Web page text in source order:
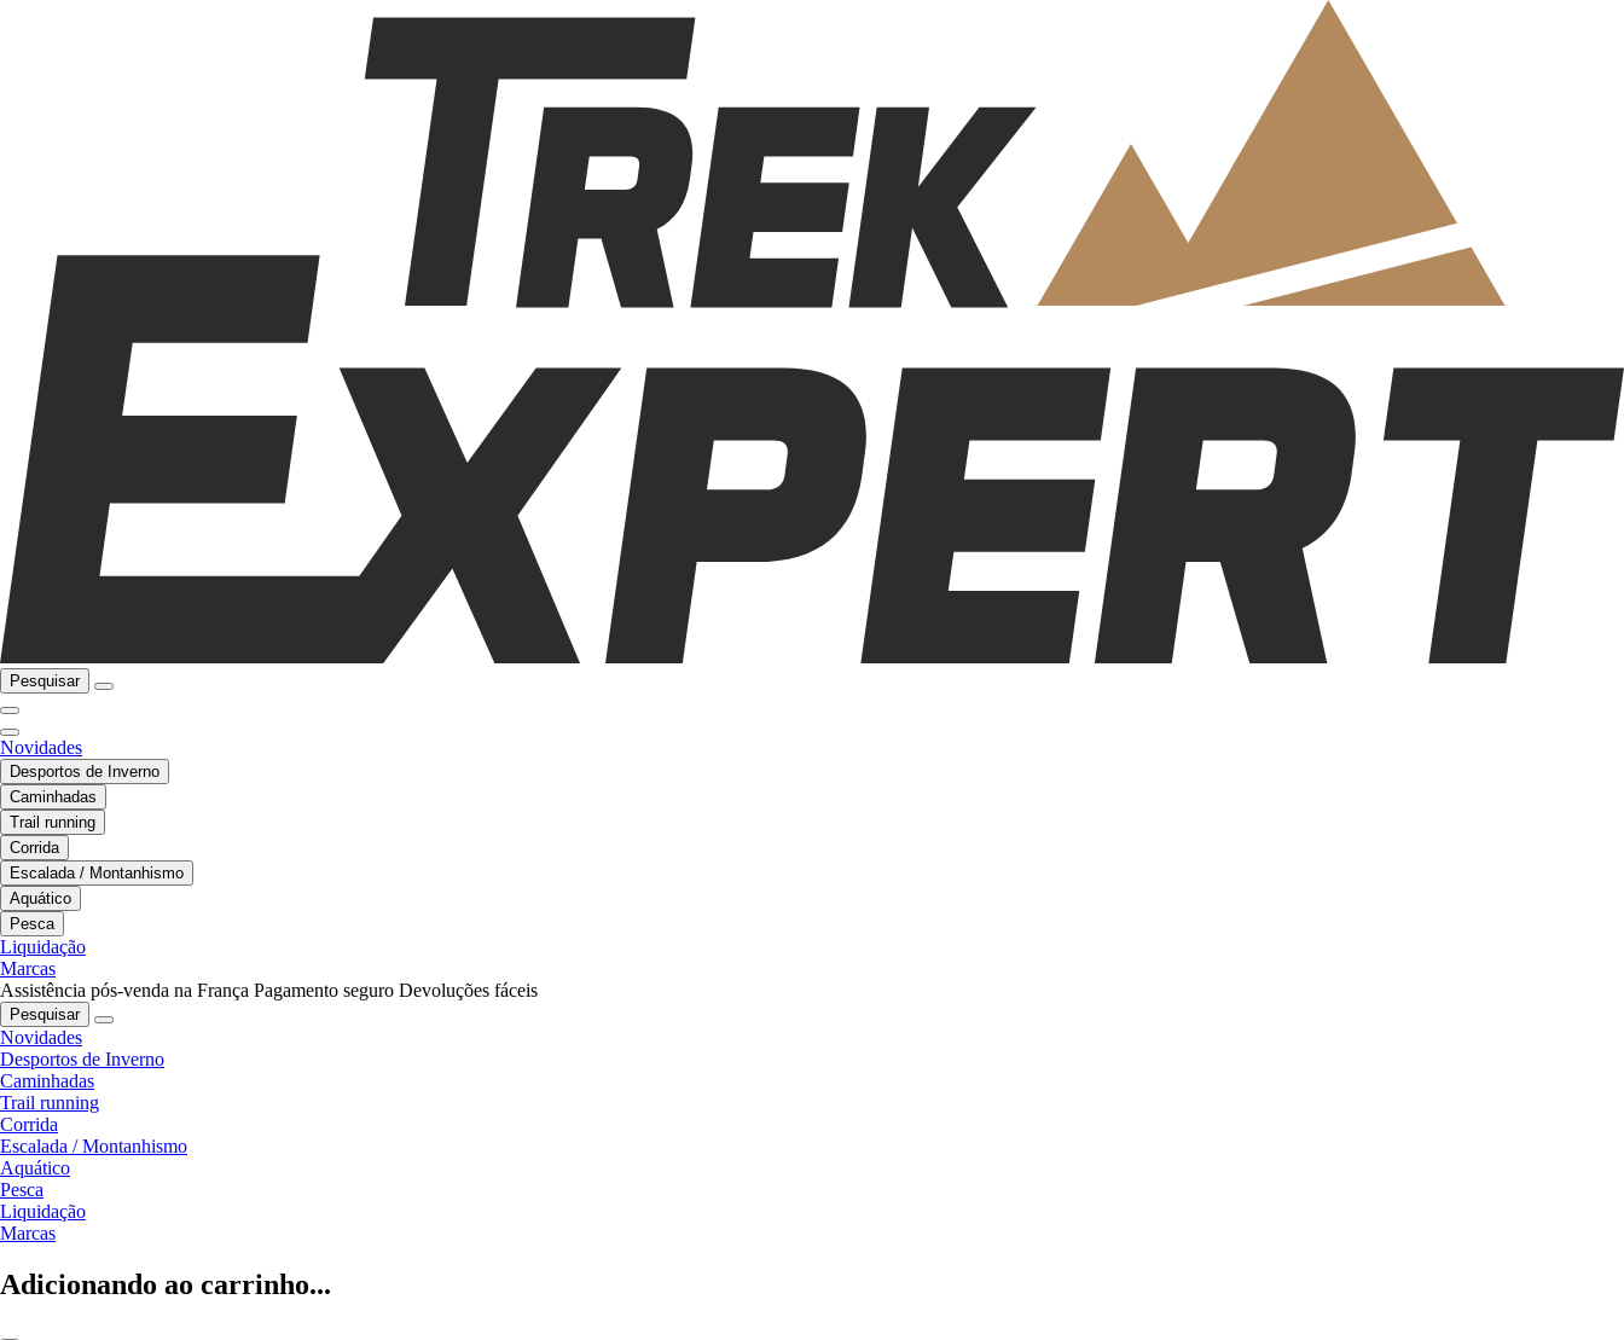
Pesquisar
Novidades
Desportos de Inverno
Caminhadas
Trail running
Corrida
Escalada / Montanhismo
Aquático
Pesca
Liquidação
Marcas
Assistência pós-venda na França Pagamento seguro Devoluções fáceis
Pesquisar
Novidades
Desportos de Inverno
Caminhadas
Trail running
Corrida
Escalada / Montanhismo
Aquático
Pesca
Liquidação
Marcas
Adicionando ao carrinho...